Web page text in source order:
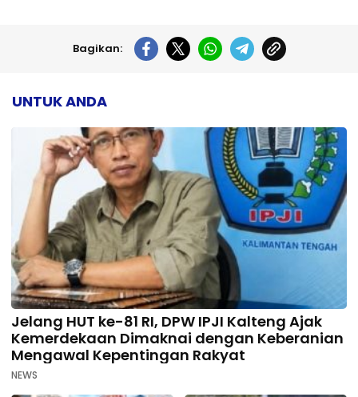
Bagikan:
UNTUK ANDA
Jelang HUT ke-81 RI, DPW IPJI Kalteng Ajak
Kemerdekaan Dimaknai dengan Keberanian
Mengawal Kepentingan Rakyat
NEWS